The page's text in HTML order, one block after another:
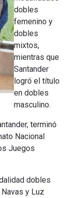
dobles
femenino y
dobles
mixtos,
mientras que
Santander
logró el título
en dobles
masculino.
terminó
Nacional
Juegos
dobles
y Luz